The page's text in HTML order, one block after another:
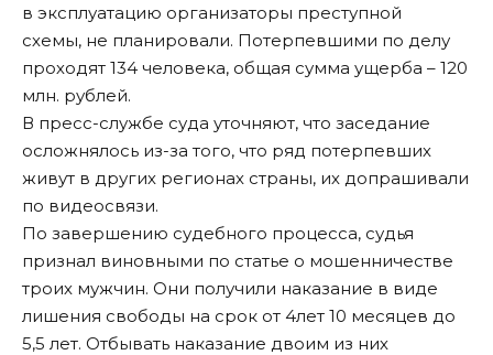
в эксплуатацию организаторы преступной
схемы, не планировали. Потерпевшими по делу
проходят 134 человека, общая сумма ущерба – 120
млн. рублей.
В пресс-службе суда уточняют, что заседание
осложнялось из-за того, что ряд потерпевших
живут в других регионах страны, их допрашивали
по видеосвязи.
По завершению судебного процесса, судья
признал виновными по статье о мошенничестве
троих мужчин. Они получили наказание в виде
лишения свободы на срок от 4лет 10 месяцев до
5,5 лет. Отбывать наказание двоим из них